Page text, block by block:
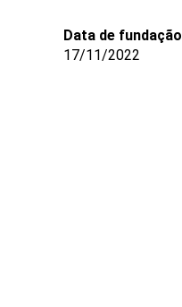
Data de fundação
17/11/2022